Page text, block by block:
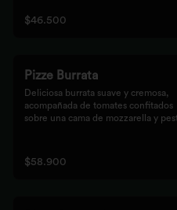
$46.500
Pizze Burrata
Deliciosa burrata suave y cremosa,
acompañada de tomates confitados
sobre una cama de mozzarella y
$58.900